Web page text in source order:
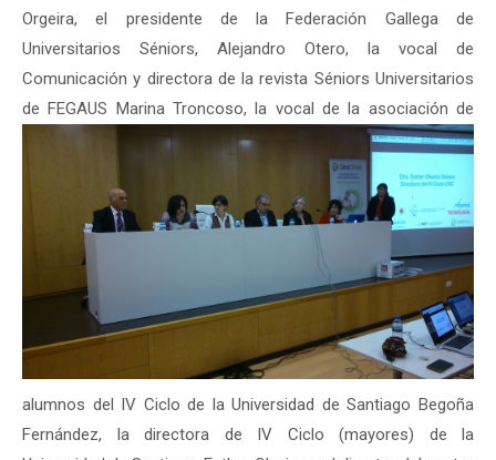
Orgeira, el presidente de la Federación Gallega de
Universitarios Séniors, Alejandro Otero, la vocal de
Comunicación y directora de la revista Séniors Universitarios
de FEGAUS Marina Troncoso, la vocal de la asociación de
alumnos del IV Ciclo de la Universidad de Santiago Begoña
Fernández, la directora de IV Ciclo (mayores) de la